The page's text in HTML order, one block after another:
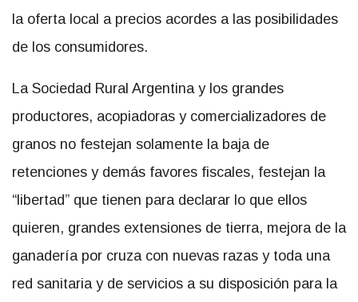
la oferta local a precios acordes a las posibilidades
de los consumidores.
La Sociedad Rural Argentina y los grandes
productores, acopiadoras y comercializadores de
granos no festejan solamente la baja de
retenciones y demás favores fiscales, festejan la
“libertad” que tienen para declarar lo que ellos
quieren, grandes extensiones de tierra, mejora de la
ganadería por cruza con nuevas razas y toda una
red sanitaria y de servicios a su disposición para la